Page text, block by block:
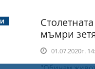
мъмри
01.07.2020г.